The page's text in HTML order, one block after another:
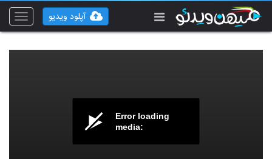
Toggle
آپلود ویدیو
Error loading
media: